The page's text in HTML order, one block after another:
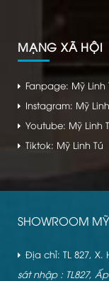
MẠNG XÃ HỘI
Fanpage: Mỹ Linh
Instagram: Mỹ
Youtube: Mỹ Linh
Tiktok: Mỹ Linh Tú
SHOWROOM MỸ
Địa chỉ: TL 827, X.
sát nhập : TL827,